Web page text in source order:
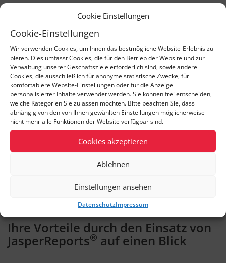
Cookie Einstellungen
Cookie-Einstellungen
Wir verwenden Cookies, um Ihnen das bestmögliche Website-Erlebnis zu
bieten. Dies umfasst Cookies, die für den Betrieb der Website und zur
Verwaltung unserer Geschäftsziele erforderlich sind, sowie andere
Cookies, die ausschließlich für anonyme statistische Zwecke, für
komfortablere Website-Einstellungen oder für die Anzeige
personalisierter Inhalte verwendet werden. Sie können frei entscheiden,
welche Kategorien Sie zulassen möchten. Bitte beachten Sie, dass
abhängig von den von Ihnen gewählten Einstellungen möglicherweise
nicht mehr alle Funktionen der Website verfügbar sind.
Cookies akzeptieren
Ablehnen
Einstellungen ansehen
DatenschutzImpressum
Melden Sie sich jetzt an
und nutzen Sie
JasperReports®auch
schon bald in Ihren
Projekten!
Zur kostenlosen Anmeldung
Ihre Vorteile durch den Einsatz von
JasperReports® auf einen Blick